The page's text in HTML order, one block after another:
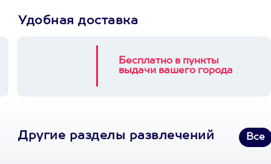
Удобная доставка
Бесплатно в пункты
выдачи вашего города
Другие разделы развлечений Все